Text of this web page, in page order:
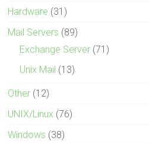
Hardware (31)
Mail Servers (89)
Exchange Server (71)
Unix Mail (13)
Other (12)
UNIX/Linux (76)
Windows (38)